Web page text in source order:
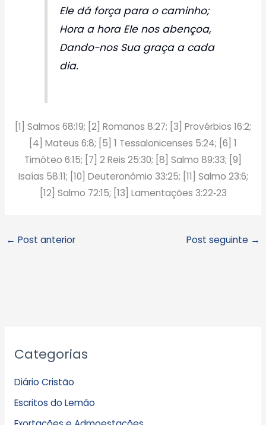
Ele dá força para o caminho;
Hora a hora Ele nos abençoa,
Dando-nos Sua graça a cada
dia.
[1] Salmos 68:19; [2] Romanos 8:27; [3] Provérbios 16:2;
[4] Mateus 6:8; [5] 1 Tessalonicenses 5:24; [6] 1
Timóteo 6:15; [7] 2 Reis 25:30; [8] Salmo 89:33; [9]
Isaías 58:11; [10] Deuteronômio 33:25; [11] Salmo 23:6;
[12] Salmo 72:15; [13] Lamentações 3:22‑23
← Post anterior Post seguinte →
Categorias
Diário Cristão
Escritos do Lemão
r
i